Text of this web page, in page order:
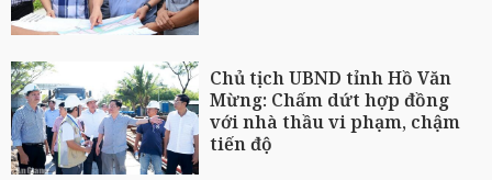
Chủ tịch UBND tỉnh Hồ Văn
Mừng: Chấm dứt hợp đồng
với nhà thầu vi phạm, chậm
tiến độ